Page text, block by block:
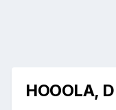
HOOOLA,